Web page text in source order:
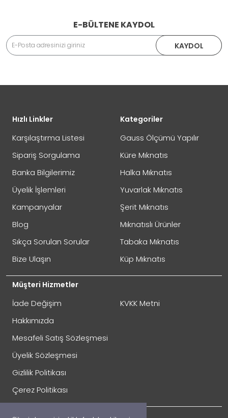
Adınız Soyadınız
Yorumunuz
Not:HTML'e dönüştürülmez!
Oylama
Kötü
İade veya Değişim İşlemini Nasıl Yapabilirim?
DEĞİŞİM
İade Gönderimi Nasıl Yapılır?
E-BÜLTENE KAYDOL
KAYDOL
Hızlı Linkler
Karşılaştırma Listesi
Sipariş Sorgulama
Banka Bilgilerimiz
Üyelik İşlemleri
Kampanyalar
Blog
Sıkça Sorulan Sorular
Bize Ulaşın
Müşteri Hizmetler
İade Değişim
Hakkımızda
Mesafeli Satış Sözleşmesi
Üyelik Sözleşmesi
Gizlilik Politikası
Çerez Politikası
KVKK Metni
Kategoriler
Gauss Ölçümü Yapılır
Küre Mıknatıs
Halka Mıknatıs
Yuvarlak Mıknatıs
Şerit Mıknatıs
Mıknatıslı Ürünler
Tabaka Mıknatıs
Küp Mıknatıs